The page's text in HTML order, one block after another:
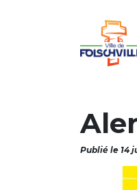
Publié le 14